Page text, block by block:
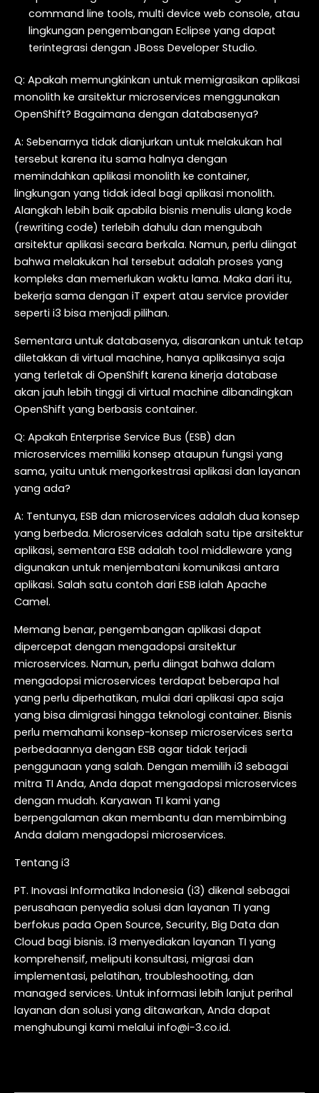
command line tools, multi device web console, atau
lingkungan pengembangan Eclipse yang dapat
terintegrasi dengan JBoss Developer Studio.
Q: Apakah memungkinkan untuk memigrasikan aplikasi
monolith ke arsitektur microservices menggunakan
OpenShift? Bagaimana dengan databasenya?
A: Sebenarnya tidak dianjurkan untuk melakukan hal
tersebut karena itu sama halnya dengan
memindahkan aplikasi monolith ke container,
lingkungan yang tidak ideal bagi aplikasi monolith.
Alangkah lebih baik apabila bisnis menulis ulang kode
(rewriting code) terlebih dahulu dan mengubah
arsitektur aplikasi secara berkala. Namun, perlu diingat
bahwa melakukan hal tersebut adalah proses yang
kompleks dan memerlukan waktu lama. Maka dari itu,
bekerja sama dengan iT expert atau service provider
seperti i3 bisa menjadi pilihan.
Sementara untuk databasenya, disarankan untuk tetap
diletakkan di virtual machine, hanya aplikasinya saja
yang terletak di OpenShift karena kinerja database
akan jauh lebih tinggi di virtual machine dibandingkan
OpenShift yang berbasis container.
Q: Apakah Enterprise Service Bus (ESB) dan
microservices memiliki konsep ataupun fungsi yang
sama, yaitu untuk mengorkestrasi aplikasi dan layanan
yang ada?
A: Tentunya, ESB dan microservices adalah dua konsep
yang berbeda. Microservices adalah satu tipe arsitektur
aplikasi, sementara ESB adalah tool middleware yang
digunakan untuk menjembatani komunikasi antara
aplikasi. Salah satu contoh dari ESB ialah Apache
Camel.
Memang benar, pengembangan aplikasi dapat
dipercepat dengan mengadopsi arsitektur
microservices. Namun, perlu diingat bahwa dalam
mengadopsi microservices terdapat beberapa hal
yang perlu diperhatikan, mulai dari aplikasi apa saja
yang bisa dimigrasi hingga teknologi container. Bisnis
perlu memahami konsep-konsep microservices serta
perbedaannya dengan ESB agar tidak terjadi
penggunaan yang salah. Dengan memilih i3 sebagai
mitra TI Anda, Anda dapat mengadopsi microservices
dengan mudah. Karyawan TI kami yang
berpengalaman akan membantu dan membimbing
Anda dalam mengadopsi microservices.
Tentang i3
PT. Inovasi Informatika Indonesia (i3) dikenal sebagai
perusahaan penyedia solusi dan layanan TI yang
berfokus pada Open Source, Security, Big Data dan
Cloud bagi bisnis. i3 menyediakan layanan TI yang
komprehensif, meliputi konsultasi, migrasi dan
implementasi, pelatihan, troubleshooting, dan
managed services. Untuk informasi lebih lanjut perihal
layanan dan solusi yang ditawarkan, Anda dapat
menghubungi kami melalui info@i-3.co.id.